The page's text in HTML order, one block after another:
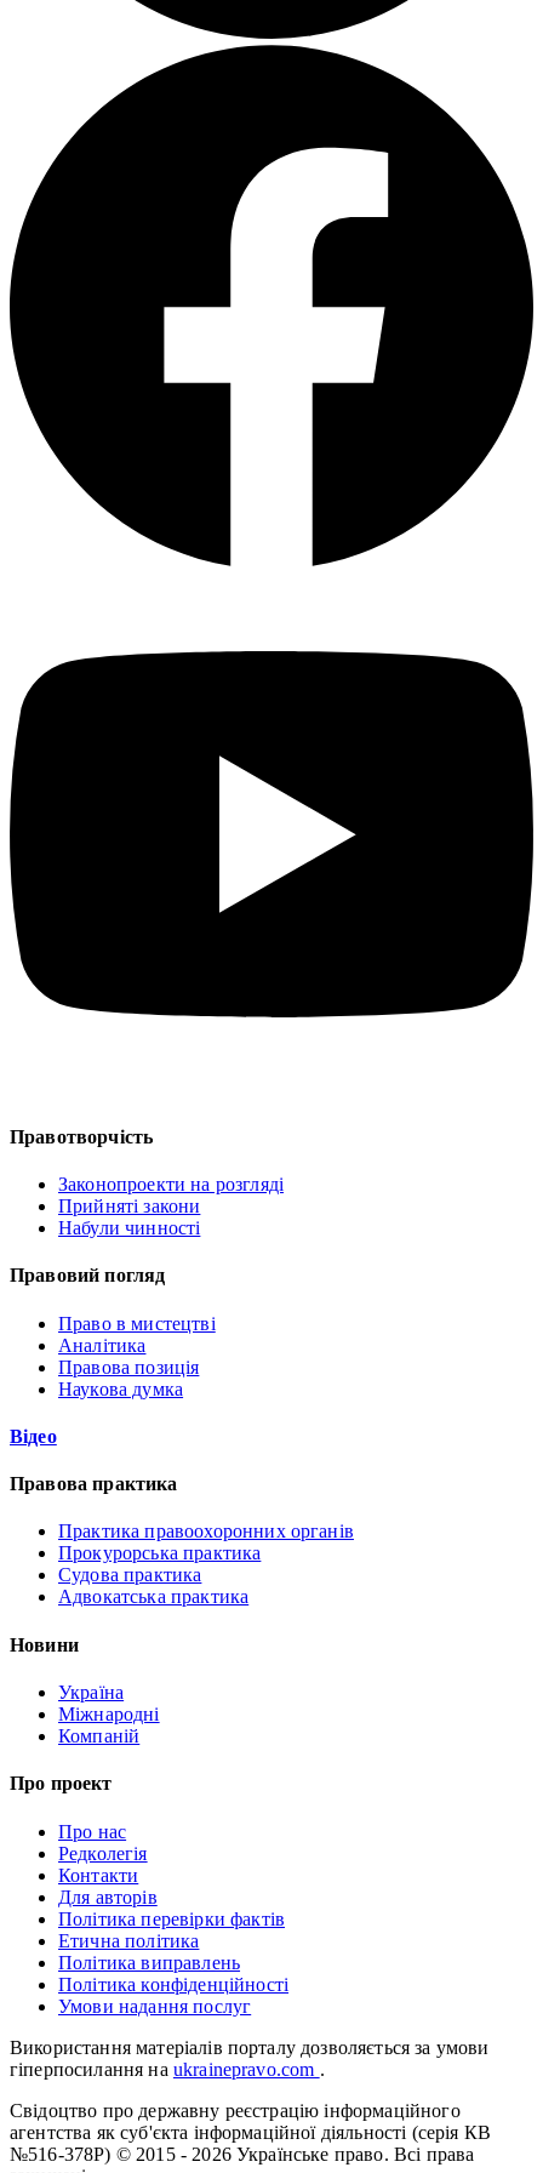
Правотворчість
Законопроекти на розгляді
Прийняті закони
Набули чинності
Правовий погляд
Право в мистецтві
Аналітика
Правова позиція
Наукова думка
Відео
Правова практика
Практика правоохоронних органів
Прокурорська практика
Судова практика
Адвокатська практика
Новини
Україна
Міжнародні
Компаній
Про проект
Про нас
Редколегія
Контакти
Для авторів
Політика перевірки фактів
Етична політика
Політика виправлень
Політика конфіденційності
Умови надання послуг
Використання матеріалів порталу дозволяється за умови
гіперпосилання на ukrainepravo.com .
Свідоцтво про державну реєстрацію інформаційного
агентства як суб'єкта інформаційної діяльності (серія КВ
№516-378Р) © 2015 - 2026 Українське право. Всі права